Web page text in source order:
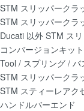
STM スリッパークラ
STM スリッパークラ
Ducati 以外 STM ス
コンバージョンキット
Tool / スプリング / バ
STM スリッパークラ
STM スティーレアク
ハンドルバーエンド